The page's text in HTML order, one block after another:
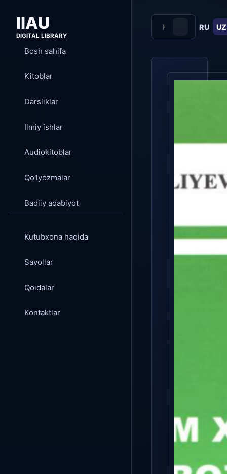
IIAU
DIGITAL LIBRARY
Bosh sahifa
Kitoblar
Darsliklar
Ilmiy ishlar
Audiokitoblar
Qo'lyozmalar
Badiiy adabiyot
Kutubxona haqida
Savollar
Qoidalar
Kontaktlar
RU UZ